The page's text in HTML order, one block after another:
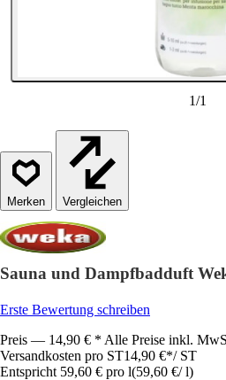
1/1
Vergleichen
Sauna und Dampfbadduft
Erste Bewertung schreiben
Preis — 14,90 € * Alle Preise inkl.
Versandkosten pro ST14,90 €*/ ST
Entspricht 59,60 € pro l(59,60 €/ l)